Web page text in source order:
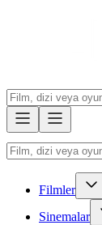
Filmler
Sinemalar